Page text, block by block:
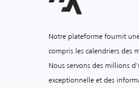
Notre plateforme fournit
compris les calendriers des
Nous servons des millions
exceptionnelle et des